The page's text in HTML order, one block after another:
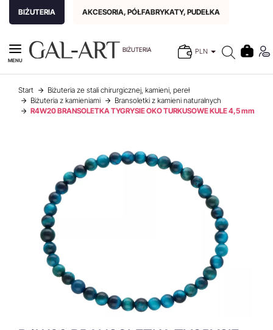
BIŻUTERIA AKCESORIA, PÓŁFABRYKATY, PUDEŁKA
BIŻUTERIA PLN
MENU
Start
Biżuteria ze stali chirurgicznej, kamieni, pereł
Biżuteria z kamieniami
Bransoletki z kamieni naturalnych
R4W20 BRANSOLETKA TYGRYSIE OKO TURKUSOWE KULE 4,5 mm